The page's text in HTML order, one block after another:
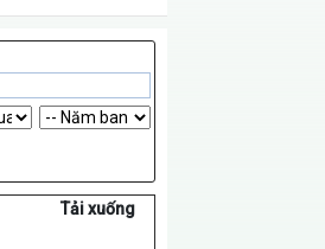
Tải xuống